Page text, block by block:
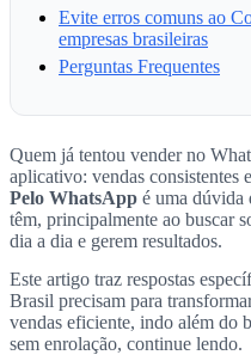
Evite erros comuns ao
empresas brasileiras
Perguntas Frequentes
Quem já tentou vender no
aplicativo: vendas consistentes
Pelo WhatsApp é uma dúvida
têm, principalmente ao buscar
dia a dia e gerem resultados.
Este artigo traz respostas
Brasil precisam para
vendas eficiente, indo além do
sem enrolação, continue lendo.